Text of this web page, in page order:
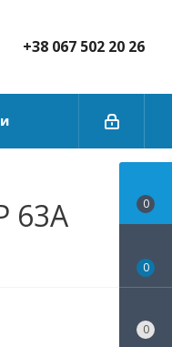
+38 067 502 20 26
63А 0
0
0